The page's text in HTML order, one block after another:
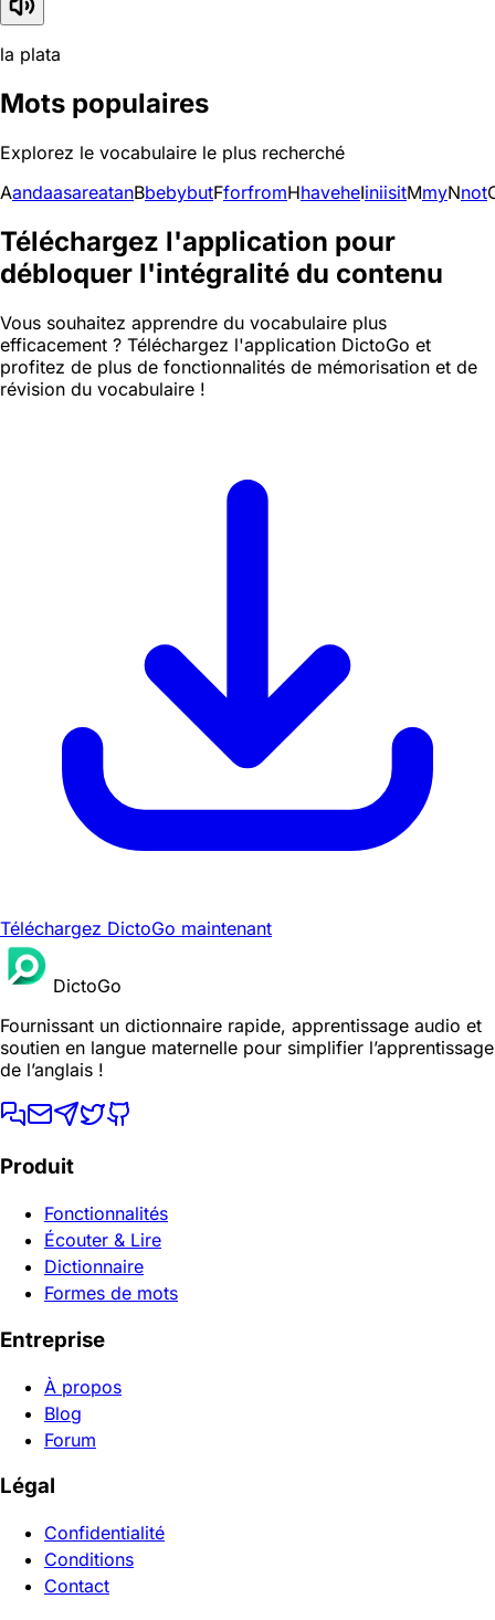
la plata
Mots populaires
Explorez le vocabulaire le plus recherché
AandaasareatanBbebybutFforfromHhaveheIiniisitMmyNnot
Téléchargez l'application pour
débloquer l'intégralité du contenu
Vous souhaitez apprendre du vocabulaire plus
efficacement ? Téléchargez l'application DictoGo et
profitez de plus de fonctionnalités de mémorisation et de
révision du vocabulaire !
Téléchargez DictoGo maintenant
DictoGo
Fournissant un dictionnaire rapide, apprentissage audio et
soutien en langue maternelle pour simplifier l’apprentissage
de l’anglais !
Produit
Fonctionnalités
Écouter & Lire
Dictionnaire
Formes de mots
Entreprise
À propos
Blog
Forum
Légal
Confidentialité
Conditions
Contact